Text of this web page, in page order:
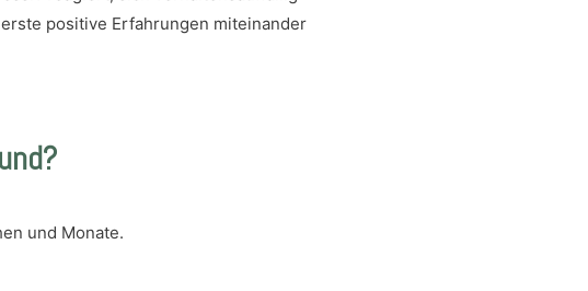
positive Erfahrungen miteinander
und Monate.